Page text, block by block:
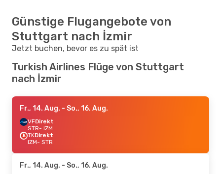
Günstige Flugangebote von
Stuttgart nach İzmir
Jetzt buchen, bevor es zu spät ist
Turkish Airlines Flüge von Stuttgart
nach İzmir
Fr., 14. Aug. - So., 16. Aug.
VFDirekt
STR- IZM
TKDirekt
IZM- STR
Fr., 14. Aug. - So., 16. Aug.